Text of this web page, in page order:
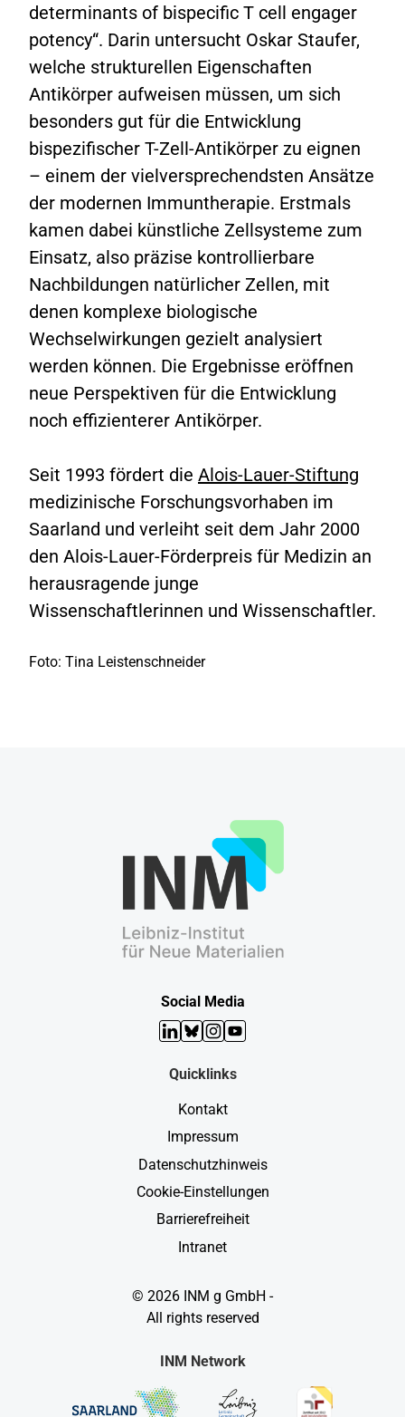
determinants of bispecific T cell engager
potency“. Darin untersucht Oskar Staufer,
welche strukturellen Eigenschaften
Antikörper aufweisen müssen, um sich
besonders gut für die Entwicklung
bispezifischer T-Zell-Antikörper zu eignen
– einem der vielversprechendsten Ansätze
der modernen Immuntherapie. Erstmals
kamen dabei künstliche Zellsysteme zum
Einsatz, also präzise kontrollierbare
Nachbildungen natürlicher Zellen, mit
denen komplexe biologische
Wechselwirkungen gezielt analysiert
werden können. Die Ergebnisse eröffnen
neue Perspektiven für die Entwicklung
noch effizienterer Antikörper.
Seit 1993 fördert die Alois-Lauer-Stiftung
medizinische Forschungsvorhaben im
Saarland und verleiht seit dem Jahr 2000
den Alois-Lauer-Förderpreis für Medizin an
herausragende junge
Wissenschaftlerinnen und Wissenschaftler.
Foto: Tina Leistenschneider
Social Media
LinkedIn
Bluesky
Instagram
YouTube
Quicklinks
Kontakt
Impressum
Datenschutzhinweis
Cookie-Einstellungen
Barrierefreiheit
Intranet
© 2026 INM g GmbH -
All rights reserved
INM Network